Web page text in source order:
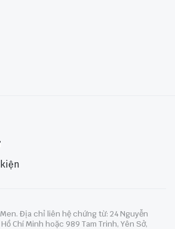
Địa chỉ liên hệ chứng từ: 24 Nguyễn
Hồ Chí Minh hoặc 989 Tam Trinh, Yên Sở,